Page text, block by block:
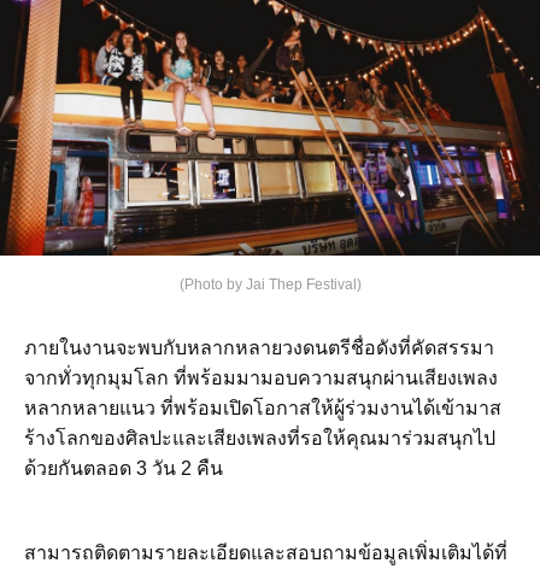
(Photo by Jai Thep Festival)
ภายในงานจะพบกับหลากหลายวงดนตรีชื่อดังที่คัดสรรมา
จากทั่วทุกมุมโลก ที่พร้อมมามอบความสนุกผ่านเสียงเพลง
หลากหลายแนว ที่พร้อมเปิดโอกาสให้ผู้ร่วมงานได้เข้ามาส
ร้างโลกของศิลปะและเสียงเพลงที่รอให้คุณมาร่วมสนุกไป
ด้วยกันตลอด 3 วัน 2 คืน
สามารถติดตามรายละเอียดและสอบถามข้อมูลเพิ่มเติมได้ที่